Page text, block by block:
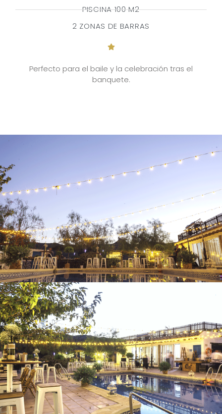
PISCINA 100 M2
2 ZONAS DE BARRAS
Perfecto para el baile y la celebración tras el
banquete.